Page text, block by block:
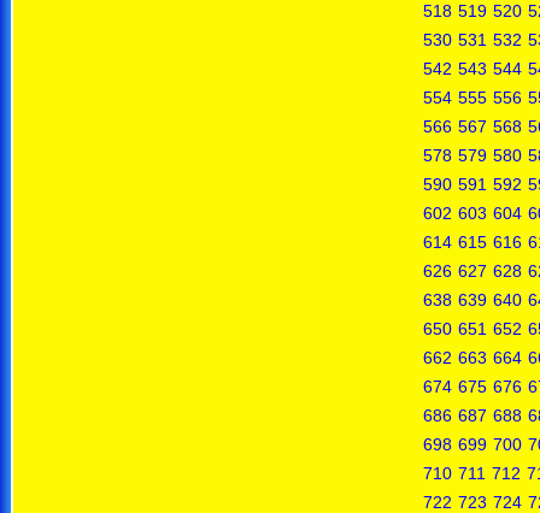
518 519 520
530 531 532
542 543 544
554 555 556
566 567 568
578 579 580
590 591 592
602 603 604
614 615 616
626 627 628
638 639 640
650 651 652
662 663 664
674 675 676
686 687 688
698 699 700
710 711 712
722 723 724